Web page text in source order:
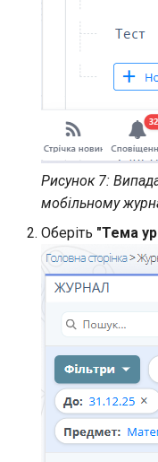
Рисунок 7:
мобільному
Оберіть "Тема